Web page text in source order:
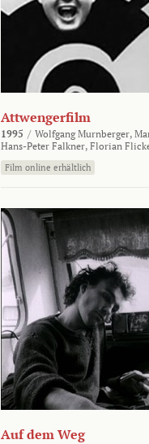
Attwengerfilm
1995 / Wolfgang Murnberger,
Hans-Peter Falkner, Florian
Film online erhältlich
Auf dem Weg